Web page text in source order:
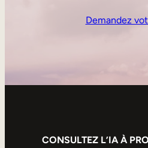
Demandez
CONSULTEZ L’IA À